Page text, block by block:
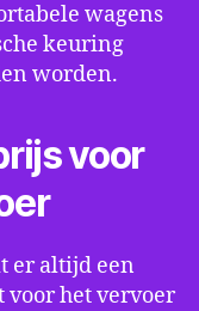
wagens
keuring
worden.
voor
er altijd een
het vervoer